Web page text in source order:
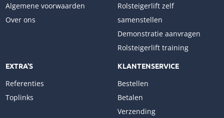
Algemene voorwaarden
Over ons
Rolsteigerlift zelf
samenstellen
Demonstratie aanvragen
Rolsteigerlift training
EXTRA'S
Referenties
Toplinks
KLANTENSERVICE
Bestellen
Betalen
Verzending